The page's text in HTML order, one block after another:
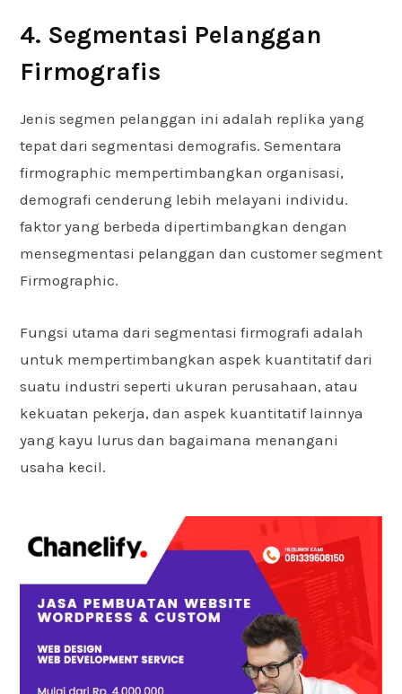
4. Segmentasi Pelanggan
Firmografis
Jenis segmen pelanggan ini adalah replika yang
tepat dari segmentasi demografis. Sementara
firmographic mempertimbangkan organisasi,
demografi cenderung lebih melayani individu.
faktor yang berbeda dipertimbangkan dengan
mensegmentasi pelanggan dan customer segment
Firmographic.
Fungsi utama dari segmentasi firmografi adalah
untuk mempertimbangkan aspek kuantitatif dari
suatu industri seperti ukuran perusahaan, atau
kekuatan pekerja, dan aspek kuantitatif lainnya
yang kayu lurus dan bagaimana menangani
usaha kecil.